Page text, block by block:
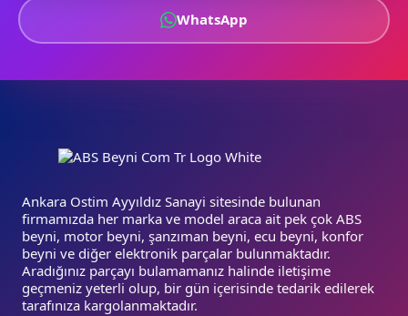
WhatsApp
Ankara Ostim Ayyıldız Sanayi sitesinde bulunan
firmamızda her marka ve model araca ait pek çok ABS
beyni, motor beyni, şanzıman beyni, ecu beyni, konfor
beyni ve diğer elektronik parçalar bulunmaktadır.
Aradığınız parçayı bulamamanız halinde iletişime
geçmeniz yeterli olup, bir gün içerisinde tedarik edilerek
tarafınıza kargolanmaktadır.